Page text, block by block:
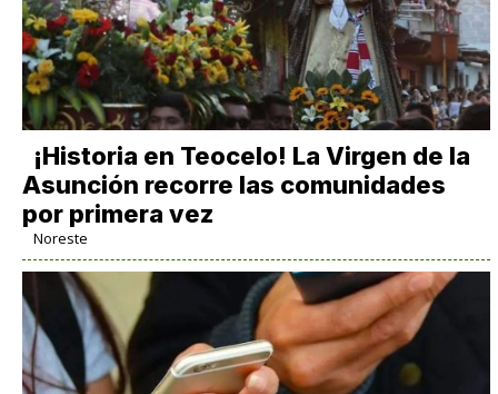
​¡Historia en Teocelo! La Virgen de la
Asunción recorre las comunidades
por primera vez
Noreste